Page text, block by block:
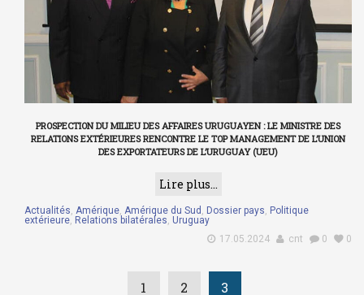
PROSPECTION DU MILIEU DES AFFAIRES URUGUAYEN : LE MINISTRE DES
RELATIONS EXTÉRIEURES RENCONTRE LE TOP MANAGEMENT DE L’UNION
DES EXPORTATEURS DE L’URUGUAY (UEU)
Lire plus...
Actualités, Amérique, Amérique du Sud , Dossier pays, Politique
extérieure, Relations bilatérales, Uruguay
17.05.2024
cnt 0 0
1 2 3